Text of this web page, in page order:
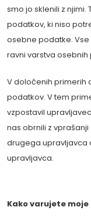
smo jo sklenili z
podatkov, ki niso
osebne podatke.
ravni varstva
V določenih primerih
podatkov. V tem
vzpostavil
nas obrnili z
drugega upravljavca
upravljavca.
Kako varujete